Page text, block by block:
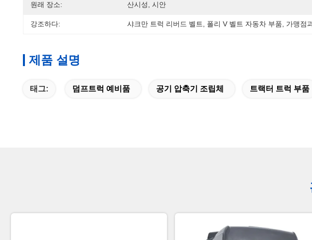
원래 장소: 산시성, 시안
강조하다: 샤크만 트럭 리버드 벨트 폴리 V 벨트 자동차 부품 가맹점
제품 설명
태그: 덤프트럭 예비품 공기 압축기 조립체 트랙터 트럭 부품